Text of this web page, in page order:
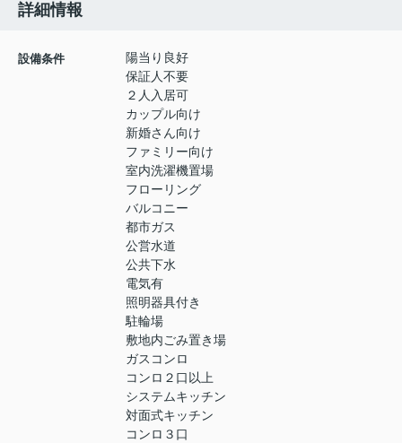
詳細情報
設備条件
陽当り良好
保証人不要
２人入居可
カップル向け
新婚さん向け
ファミリー向け
室内洗濯機置場
フローリング
バルコニー
都市ガス
公営水道
公共下水
電気有
照明器具付き
駐輪場
敷地内ごみ置き場
ガスコンロ
コンロ２口以上
システムキッチン
対面式キッチン
コンロ３口